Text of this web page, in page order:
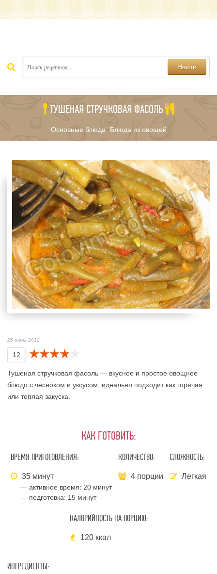
Найти
ТУШЕНАЯ СТРУЧКОВАЯ ФАСОЛЬ
Основные блюда/ Блюда из овощей
26 июнь 2012
12
Тушеная стручковая фасоль — вкусное и простое овощное
блюдо с чесноком и уксусом, идеально подходит как горячая
или теплая закуска.
КАК ГОТОВИТЬ:
ВРЕМЯ ПРИГОТОВЛЕНИЯ:
35 минут
— активное время: 20 минут
— подготовка: 15 минут
КОЛИЧЕСТВО:
4 порции
СЛОЖНОСТЬ:
Легкая
КАЛОРИЙНОСТЬ НА ПОРЦИЮ:
120 ккал
ИНГРЕДИЕНТЫ: